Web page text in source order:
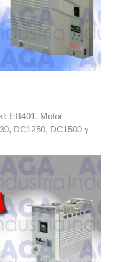
EB401. Motor
DC1250, DC1500 y